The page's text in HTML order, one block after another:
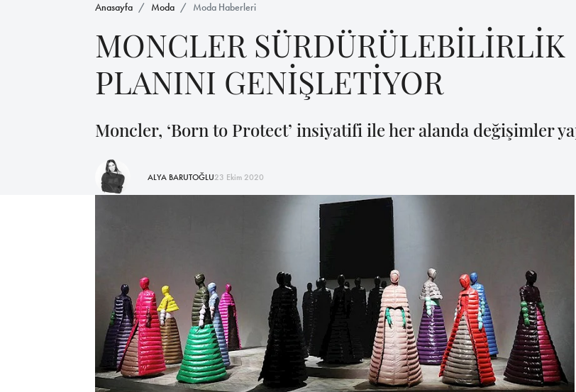
Anasayfa Moda Moda Haberleri
MONCLER SÜRDÜRÜLEBİLİRLİK
PLANINI GENİŞLETİYOR
Moncler, ‘Born to Protect’ insiyatifi ile her alanda değişimler
ALYA BARUTOĞLU23 Ekim 2020